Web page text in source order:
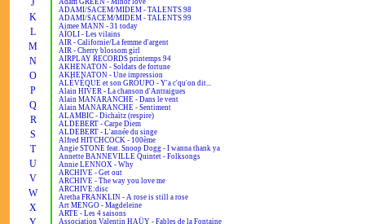
J
K
L
M
N
O
P
Q
R
S
T
U
V
W
X
Adam GREEN - Minor love
ADAMI/SACEM/MIDEM - TALENTS 98
ADAMI/SACEM/MIDEM - TALENTS 99
Aimee MANN - 31 today
AÏOLI - Les vilains
AIR - Californie/La femme d'argent
AIR - Cherry blossom girl
AIRPLAY RECORDS printemps 94
AKHENATON - Soldats de fortune
AKHENATON - Une impression
ALÉVÊQUE et son GROUPO - Y'a c'qu'on dit...
Alain HIVER - La chanson d'Antraigues
Alain MANARANCHE - Dans le vent
Alain MANARANCHE - Sentiment
ALAMBIC - Dichaïtz (respire)
ALDEBERT - Carpe Diem
ALDEBERT - L'année du singe
Alfred HITCHCOCK - 100ème
Angie STONE feat. Snoop Dogg - I wanna thank ya
Annette BANNEVILLE Quintet - Folksongs
Annie LENNOX - Why
ARCHIVE - Get out
ARCHIVE - The way you love me
ARCHIVE:disc
Aretha FRANKLIN - A rose is still a rose
Art MENGO - Magdeleine
ARTE - Les 4 saisons
Association Valentin HAÜY - Fables de la Fontaine